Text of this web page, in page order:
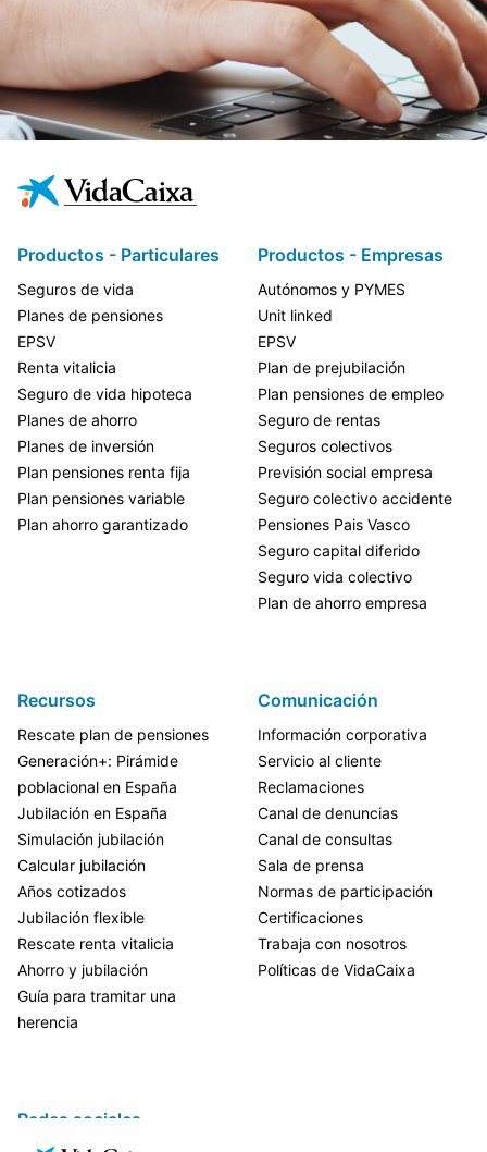
Productos - Particulares
Seguros de vida
Planes de pensiones
EPSV
Renta vitalicia
Seguro de vida hipoteca
Planes de ahorro
Planes de inversión
Plan pensiones renta fija
Plan pensiones variable
Plan ahorro garantizado
Productos - Empresas
Autónomos y PYMES
Unit linked
EPSV
Plan de prejubilación
Plan pensiones de empleo
Seguro de rentas
Seguros colectivos
Previsión social empresa
Seguro colectivo accidente
Pensiones Pais Vasco
Seguro capital diferido
Seguro vida colectivo
Plan de ahorro empresa
Recursos
Rescate plan de pensiones
Generación+: Pirámide
poblacional en España
Jubilación en España
Simulación jubilación
Calcular jubilación
Años cotizados
Jubilación flexible
Rescate renta vitalicia
Ahorro y jubilación
Guía para tramitar una
herencia
Comunicación
Información corporativa
Servicio al cliente
Reclamaciones
Canal de denuncias
Canal de consultas
Sala de prensa
Normas de participación
Certificaciones
Trabaja con nosotros
Políticas de VidaCaixa
Redes sociales